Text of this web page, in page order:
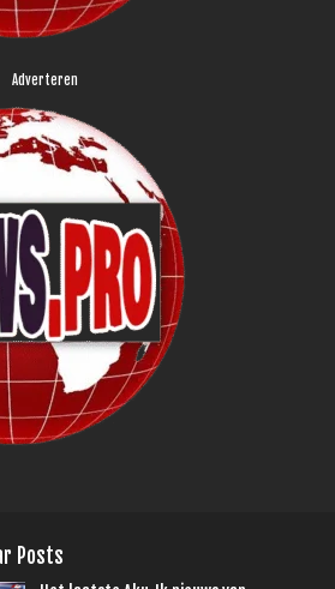
Adverteren
Posts